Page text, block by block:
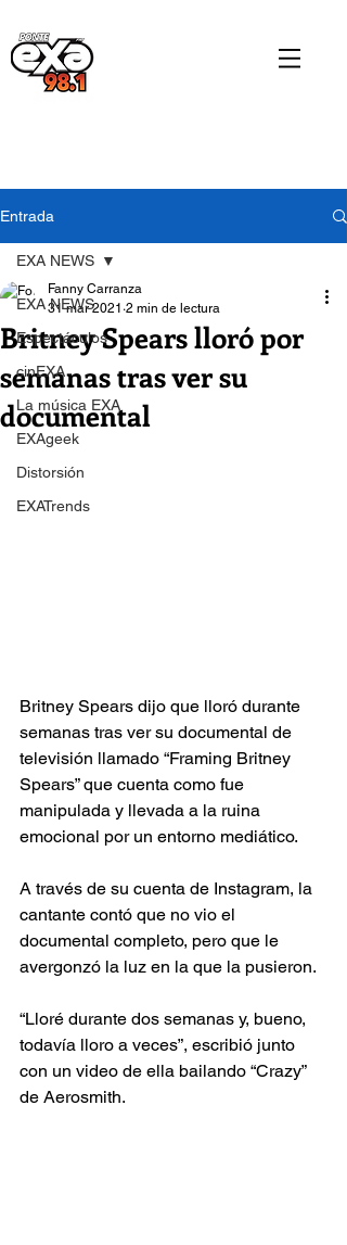
Entrada
EXA NEWS
Espectáculos
cinEXA
La música EXA
EXAgeek
Distorsión
EXATrends
EXA NEWS
Britney Spears lloró por
semanas tras ver su
documental
Fanny Carranza
31 mar 2021 2 min de lectura
Britney Spears dijo que lloró durante
semanas tras ver su documental de
televisión llamado “Framing Britney
Spears” que cuenta como fue
manipulada y llevada a la ruina
emocional por un entorno mediático.
A través de su cuenta de Instagram, la
cantante contó que no vio el
documental completo, pero que le
avergonzó la luz en la que la pusieron.
“Lloré durante dos semanas y, bueno,
todavía lloro a veces”, escribió junto
con un video de ella bailando “Crazy”
de Aerosmith.